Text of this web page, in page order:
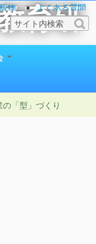
育研
物
よくある質問
「型」づくり